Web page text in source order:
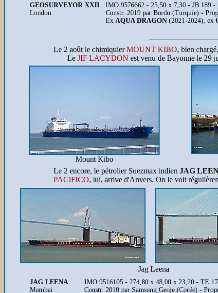
GEOSURVEYOR XXII
London
IMO 9576662 - 25,50 x 7,30 - JB 189
Constr. 2019 par Bordo (Turquie) -
Ex AQUA DRAGON (2021-2024), ex
Le 2 août le chimiquierMOUNT KIBO, bien
Le JIF LACYDON est venu de Bayonne le 29
Mount Kibo
Le 2 encore, le pétrolier Suezmax indien JAG
PACIFICO, lui, arrive d'Anvers. On le voit
Jag Leena
JAG LEENA
Mumbai
IMO 9516105 - 274,80 x 48,00 x 23,20 - TE
Constr. 2010 par Samsung Geoje (Corée) -